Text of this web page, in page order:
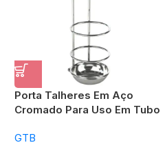
Porta Talheres Em Aço
Cromado Para Uso Em Tubo
GTB